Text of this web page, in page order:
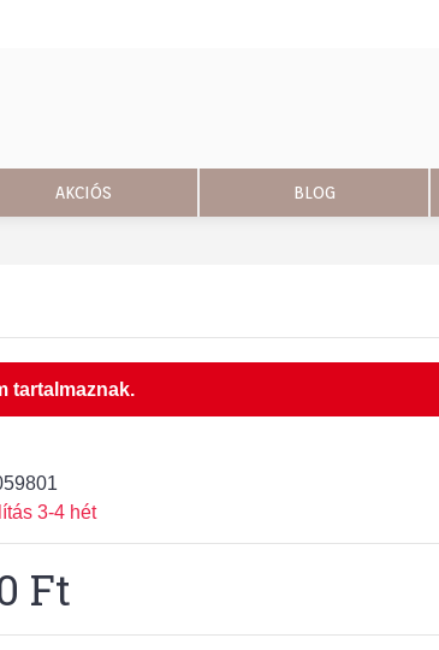
AKCIÓS BLOG
tartalmaznak.
3-4 hét
Ft